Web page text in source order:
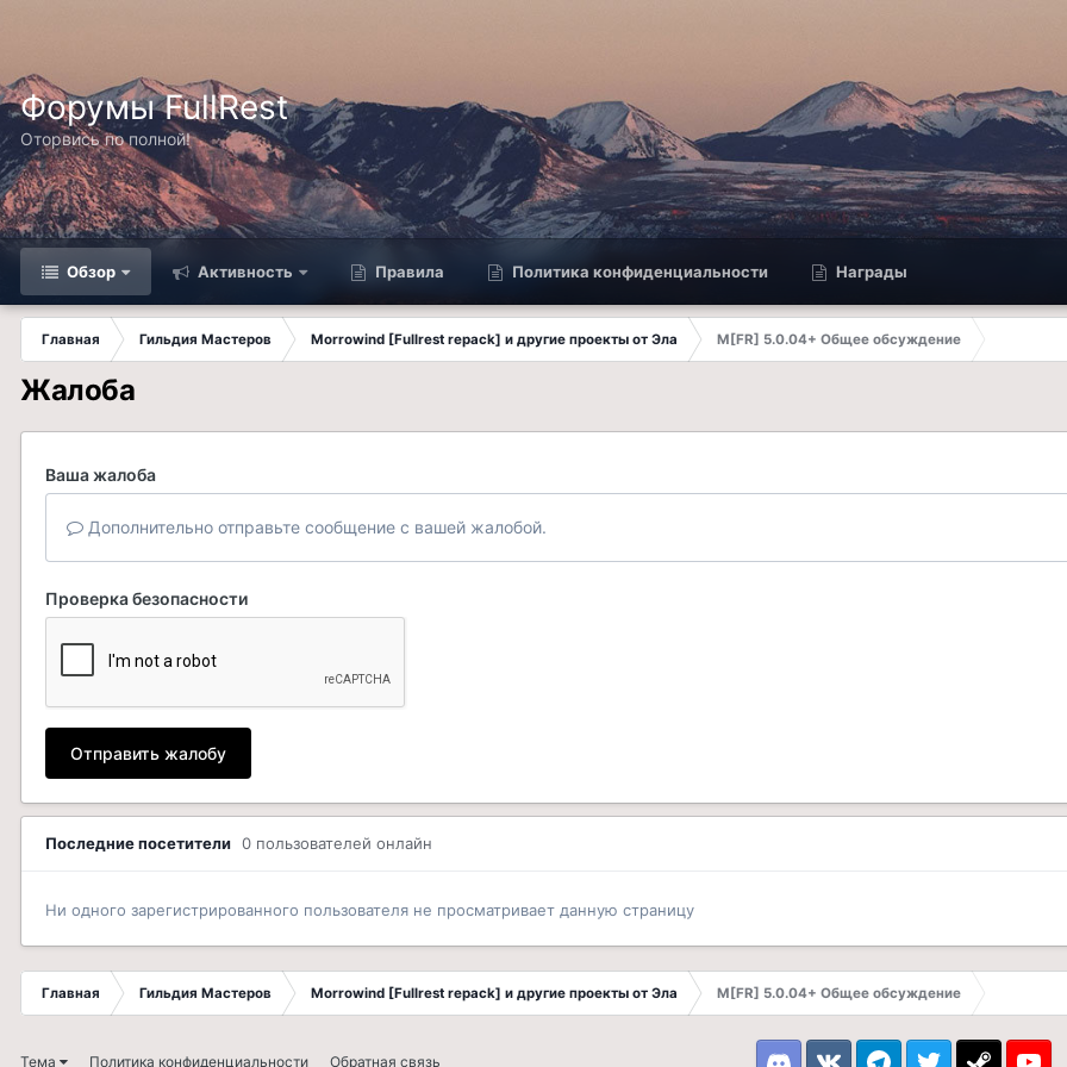
Форумы FullRest
Оторвись по полной!
Обзор Активность Правила Политика конфиденциальности Награды
Главная Гильдия Мастеров Morrowind [Fullrest repack] и другие проекты от Эла
M[FR] 5.0.04+ Общее обсуждение
Жалоба
Ваша жалоба
Дополнительно отправьте сообщение с вашей жалобой.
Проверка безопасности
Отправить жалобу
Последние посетители 0 пользователей онлайн
Ни одного зарегистрированного пользователя не просматривает данную страницу
Главная Гильдия Мастеров Morrowind [Fullrest repack] и другие проекты от Эла M[FR] 5.0.04+ Общее обсуждение
Тема Политика конфиденциальности Обратная связь